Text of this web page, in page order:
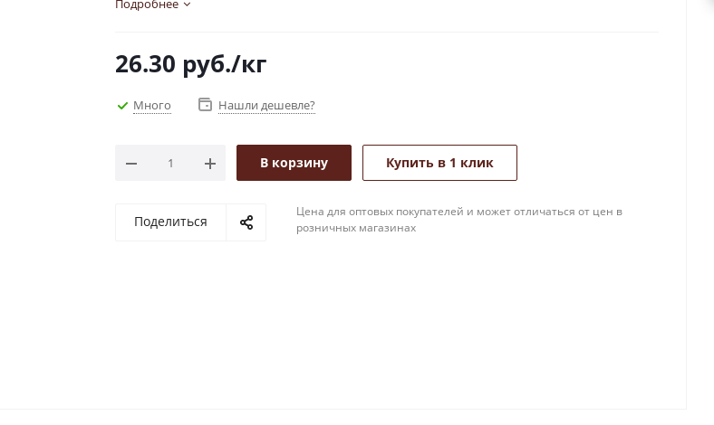
Подробнее
26.30 руб./кг
Много Нашли дешевле?
В корзину Купить в 1 клик
Поделиться
Цена для оптовых покупателей и может отличаться от цен в
розничных магазинах